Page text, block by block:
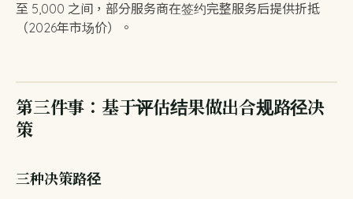
至 5,000 之间，部分服务商在签约完整服务后提供折抵
（2026年市场价）。
第三件事：基于评估结果做出合规路径决
策
三种决策路径